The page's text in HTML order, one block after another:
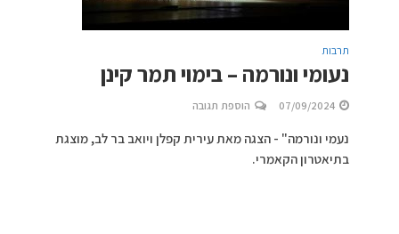
תרבות
נעומי ונורמה – בימוי תמר קינן
07/09/2024 הוספת תגובה
נעמי ונורמה" - הצגה מאת עירית קפלן ויואב בר לב, מוצגת
בתיאטרון הקאמרי.